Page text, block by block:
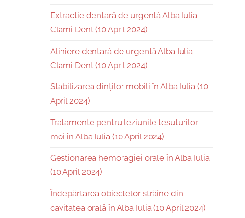
Extracție dentară de urgență Alba Iulia
Clami Dent (10 April 2024)
Aliniere dentară de urgență Alba Iulia
Clami Dent (10 April 2024)
Stabilizarea dinților mobili în Alba Iulia (10
April 2024)
Tratamente pentru leziunile țesuturilor
moi în Alba Iulia (10 April 2024)
Gestionarea hemoragiei orale în Alba Iulia
(10 April 2024)
Îndepărtarea obiectelor străine din
cavitatea orală în Alba Iulia (10 April 2024)